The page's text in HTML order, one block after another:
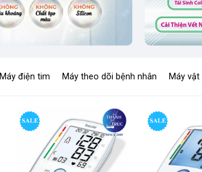
Máy điện tim Máy theo dõi bệnh nhân Máy